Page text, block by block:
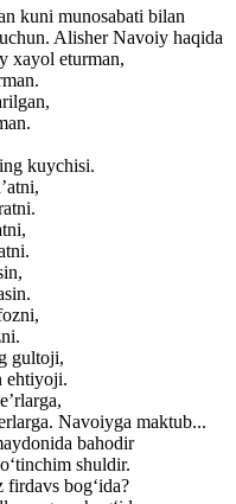
kuni munosabati bilan
Alisher Navoiy haqida
xayol eturman,
kuychisi.
gultoji,
ehtiyoji.
Navoiyga maktub...
bahodir
shuldir.
bog‘ida?